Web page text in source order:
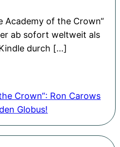
Academy of the Crown“
ab sofort weltweit als
durch […]